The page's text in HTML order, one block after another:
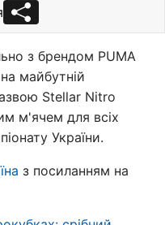
з брендом PUMA
майбутній
Stellar Nitro
м'ячем для всіх
України.
з посиланням на